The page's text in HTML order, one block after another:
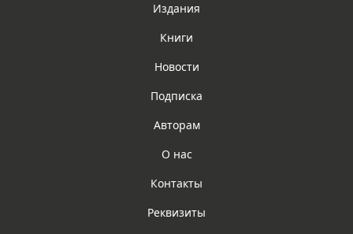
Издания
Книги
Новости
Подписка
Авторам
О нас
Контакты
Реквизиты